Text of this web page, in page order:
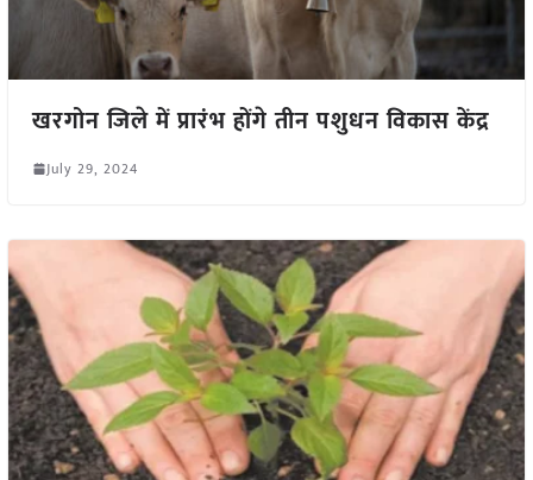
खरगोन जिले में प्रारंभ होंगे तीन पशुधन विकास केंद्र
July 29, 2024